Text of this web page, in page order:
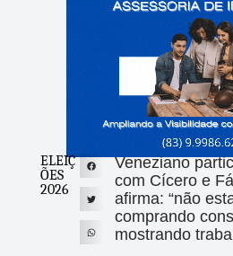
ELEIÇ
ÕES
2026
Veneziano
com Cícero e
afirma: “não
comprando
mostrando